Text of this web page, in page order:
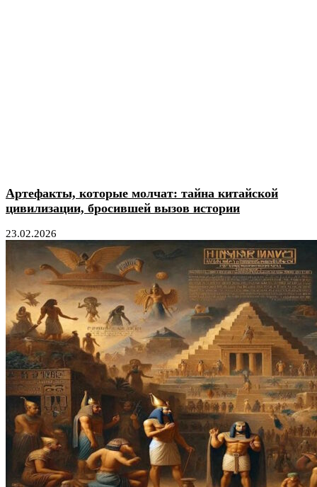
Артефакты, которые молчат: тайна китайской
цивилизации, бросившей вызов истории
23.02.2026